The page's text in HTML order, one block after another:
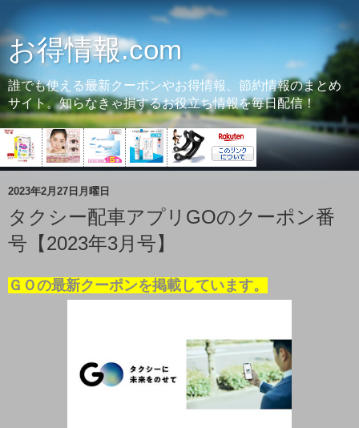
お得情報.com
誰でも使える最新クーポンやお得情報、節約情報のまとめ
サイト。知らなきゃ損するお役立ち情報を毎日配信！
2023年2月27日月曜日
タクシー配車アプリGOのクーポン番
号【2023年3月号】
ＧＯの最新クーポンを掲載しています。